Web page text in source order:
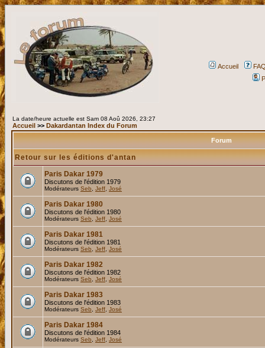
Accueil
La date/heure actuelle est Sam 08 Aoû 2026, 23:27
Accueil >> Dakardantan Index du Forum
Forum
Retour sur les éditions d'antan
Paris Dakar 1979
Discutons de l'édition 1979
Modérateurs Seb Jeff José
Paris Dakar 1980
Discutons de l'édition 1980
Modérateurs Seb Jeff José
Paris Dakar 1981
Discutons de l'édition 1981
Modérateurs Seb Jeff José
Paris Dakar 1982
Discutons de l'édition 1982
Modérateurs Seb Jeff José
Paris Dakar 1983
Discutons de l'édition 1983
Modérateurs Seb Jeff José
Paris Dakar 1984
Discutons de l'édition 1984
Modérateurs Seb Jeff José